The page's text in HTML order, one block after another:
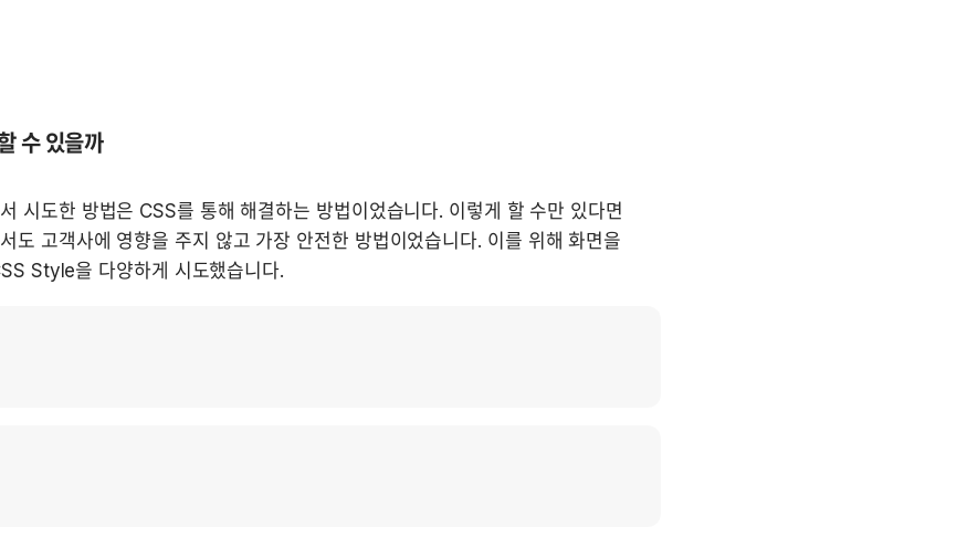
수 있을까
시도한 방법은 CSS를 통해 해결하는 방법이었습니다. 이렇게 할 수만 있다면
도 고객사에 영향을 주지 않고 가장 안전한 방법이었습니다. 이를 위해 화면을
Style을 다양하게 시도했습니다.